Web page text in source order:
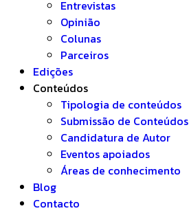
Entrevistas
Opinião
Colunas
Parceiros
Edições
Conteúdos
Tipologia de conteúdos
Submissão de Conteúdos
Candidatura de Autor
Eventos apoiados
Áreas de conhecimento
Blog
Contacto